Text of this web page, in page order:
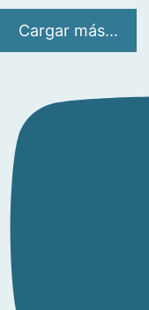
Cargar más...